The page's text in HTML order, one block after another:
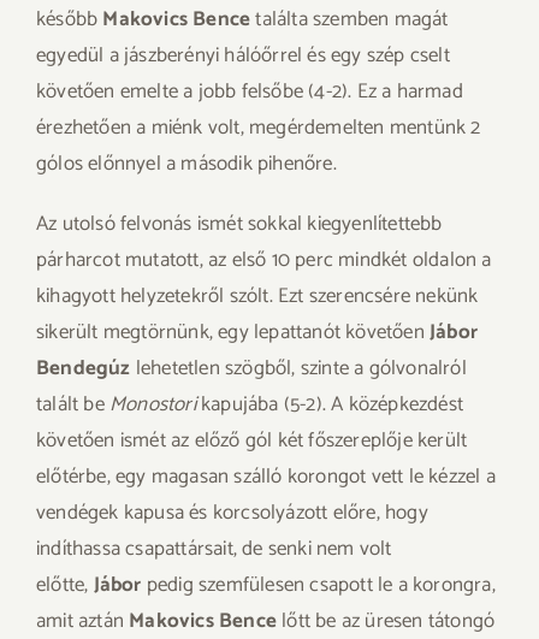
későbbMakovics Bencetalálta szemben magát
egyedül a jászberényi hálóőrrel és egy szép cselt
követően emelte a jobb felsőbe (4-2). Ez a harmad
érezhetően a miénk volt, megérdemelten mentünk 2
gólos előnnyel a második pihenőre.
Az utolsó felvonás ismét sokkal kiegyenlítettebb
párharcot mutatott, az első 10 perc mindkét oldalon a
kihagyott helyzetekről szólt. Ezt szerencsére nekünk
sikerült megtörnünk, egy lepattanót követőenJábor
Bendegúz lehetetlen szögből, szinte a gólvonalról
talált beMonostorikapujába (5-2). A középkezdést
követően ismét az előző gól két főszereplője került
előtérbe, egy magasan szálló korongot vett le kézzel a
vendégek kapusa és korcsolyázott előre, hogy
indíthassa csapattársait, de senki nem volt
előtte,Jábor pedig szemfülesen csapott le a korongra,
amit aztán Makovics Bencelőtt be az üresen tátongó